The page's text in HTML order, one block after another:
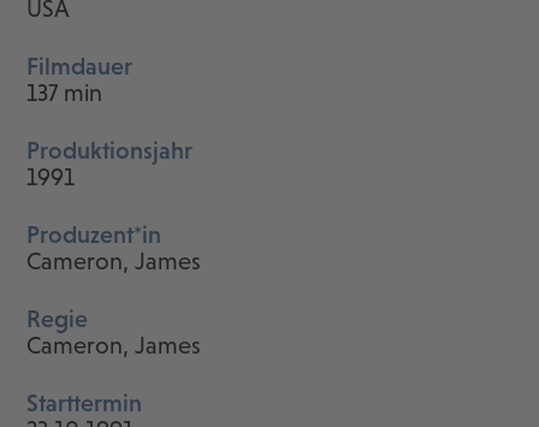
USA
Filmdauer
137 min
Produktionsjahr
1991
Produzent*in
Cameron, James
Regie
Cameron, James
Starttermin